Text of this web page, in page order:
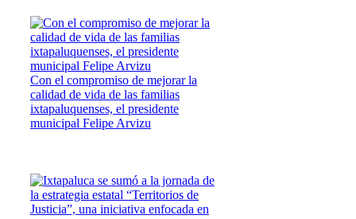
Con el compromiso de mejorar la
calidad de vida de las familias
ixtapaluquenses, el presidente
municipal Felipe Arvizu